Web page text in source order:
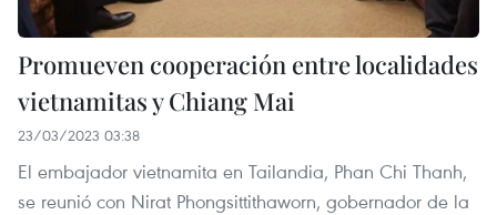
Promueven cooperación entre localidades
vietnamitas y Chiang Mai
23/03/2023 03:38
El embajador vietnamita en Tailandia, Phan Chi Thanh,
se reunió con Nirat Phongsittithaworn, gobernador de la